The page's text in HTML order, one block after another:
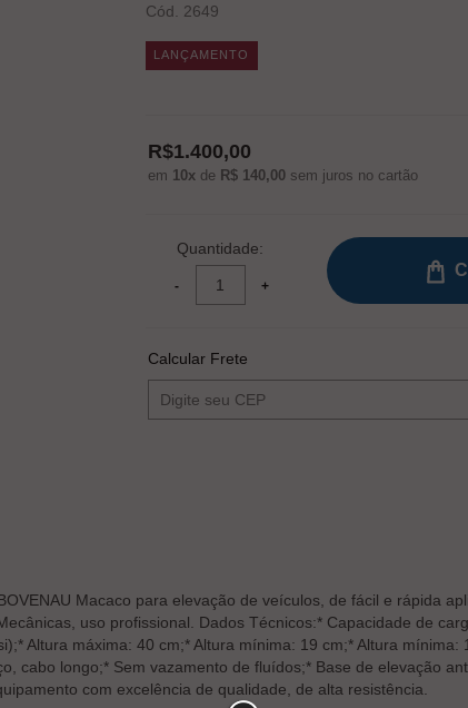
Cód. 2649
LANÇAMENTO
R$1.400,00
em 10xde R$ 140,00sem juros no cartão
Quantidade:
Calcular Frete
Macaco para elevação de veículos, de fácil e rápida
uso profissional. Dados Técnicos:* Capacidade de
Altura máxima: 40 cm;* Altura mínima: 19 cm;* Altura mínima:
cabo longo;* Sem vazamento de fluídos;* Base de elevação
com excelência de qualidade, de alta resistência.